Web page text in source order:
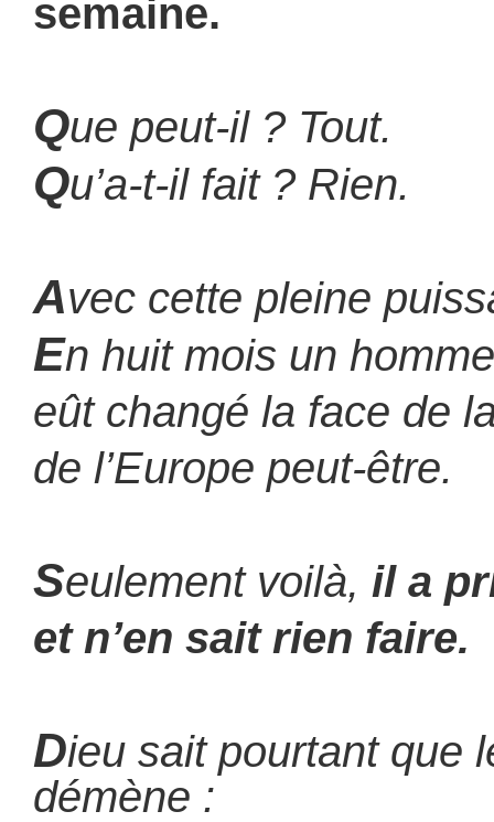
semaine.
Que peut-il ? Tout.
Qu’a-t-il fait ? Rien.
Avec cette pleine
En huit mois un
eût changé la face de
de l’Europe peut-être.
Seulement voilà, il a
et n’en sait rien faire.
Dieu sait pourtant que
démène :